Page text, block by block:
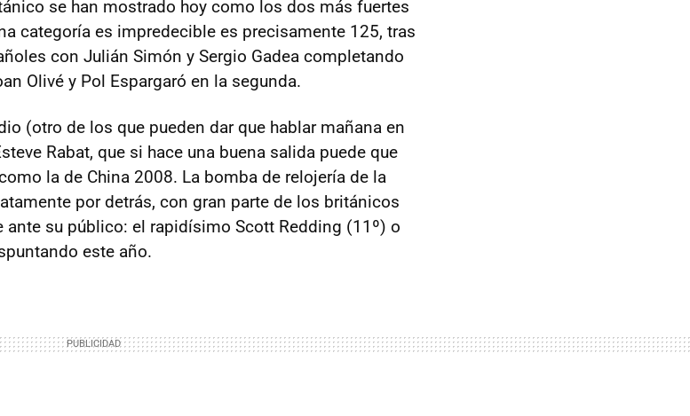
se han mostrado hoy como los dos más fuertes
categoría es impredecible es precisamente 125, tras
con Julián Simón y Sergio Gadea completando
Olivé y Pol Espargaró en la segunda.
(otro de los que pueden dar que hablar mañana en
Rabat, que si hace una buena salida puede que
la de China 2008. La bomba de relojería de la
por detrás, con gran parte de los británicos
ante su público: el rapidísimo Scott Redding (11º) o
este año.